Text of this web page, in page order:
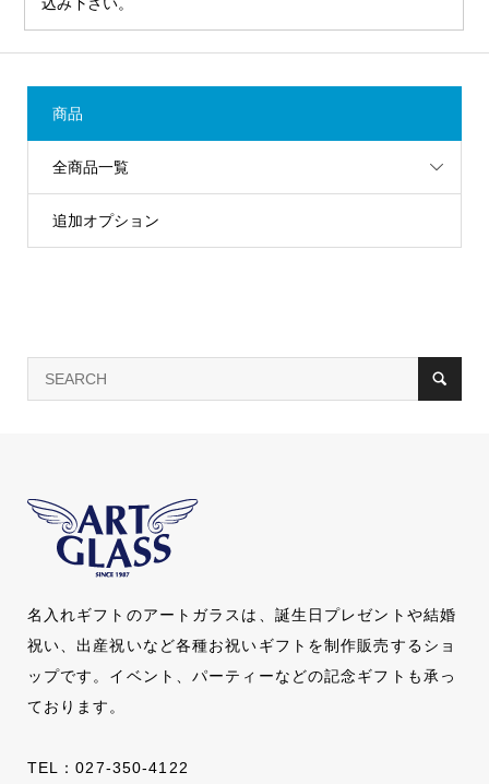
商品
全商品一覧
追加オプション
名入れギフトのアートガラスは、誕生日プレゼントや結婚
祝い、出産祝いなど各種お祝いギフトを制作販売するショ
ップです。イベント、パーティーなどの記念ギフトも承っ
ております。
TEL：027-350-4122